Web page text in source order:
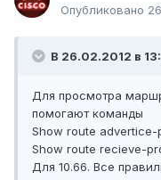
Опубликовано
В 26.02.2012 в
Для просмотра
помогают команды
Show route advertice-
Show route recieve-
Для 10.66. Все